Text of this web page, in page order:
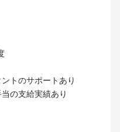
トのサポートあり
の支給実績あり